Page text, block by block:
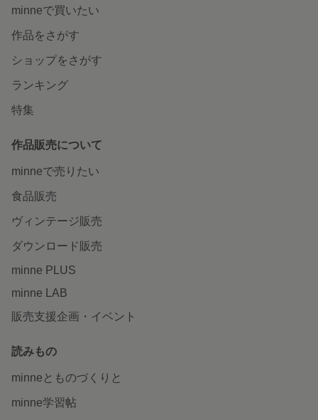
minneで買いたい
作品をさがす
ショップをさがす
ランキング
特集
作品販売について
minneで売りたい
食品販売
ヴィンテージ販売
ダウンロード販売
minne PLUS
minne LAB
販売支援企画・イベント
読みもの
minneとものづくりと
minne学習帖